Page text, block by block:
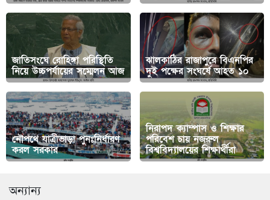
জাতিসংঘে রোহিঙ্গা পরিস্থিতি
নিয়ে উচ্চপর্যায়ের সম্মেলন আজ
ঝালকাঠির রাজাপুরে বিএনপির
দুই পক্ষের সংঘর্ষে আহত ১০
নৌপথে যাত্রীভাড়া পুনঃনির্ধারণ
করল সরকার
নিরাপদ ক্যাম্পাস ও শিক্ষার
পরিবেশ চায় নজরুল
বিশ্ববিদ্যালয়ের শিক্ষার্থীরা
অন্যান্য